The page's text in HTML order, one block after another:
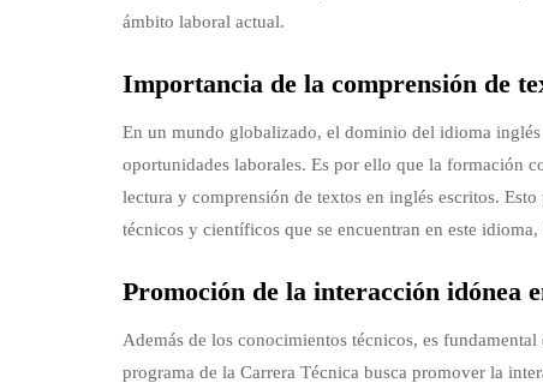
ámbito laboral actual.
Importancia de la comprensión de
En un mundo globalizado, el dominio del idioma
oportunidades laborales. Es por ello que la formación
lectura y comprensión de textos en inglés escritos.
técnicos y científicos que se encuentran en este
Promoción de la interacción idónea
Además de los conocimientos técnicos, es
programa de la Carrera Técnica busca promover la